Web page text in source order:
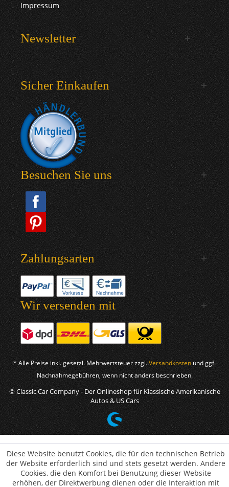
Impressum
Newsletter
Sicher Einkaufen
Besuchen Sie uns
Zahlungsarten
Wir versenden mit
* Alle Preise inkl. gesetzl. Mehrwertsteuer zzgl.Versandkosten und ggf.
Nachnahmegebühren, wenn nicht anders beschrieben.
© Classic Car Company - Der Onlineshop für Klassische Amerikanische
Autos & US Cars
Diese Website benutzt Cookies, die für den technischen Betrieb
der Website erforderlich sind und stets gesetzt werden. Andere
Cookies, die den Komfort bei Benutzung dieser Website
erhöhen, der Direktwerbung dienen oder die Interaktion mit